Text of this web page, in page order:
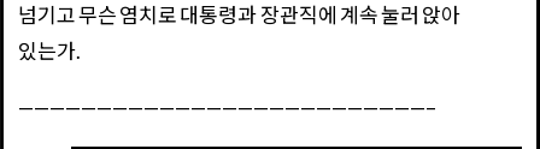
넘기고 무슨 염치로 대통령과 장관직에 계속 눌러 앉아
있는가.
——————————————————————————–